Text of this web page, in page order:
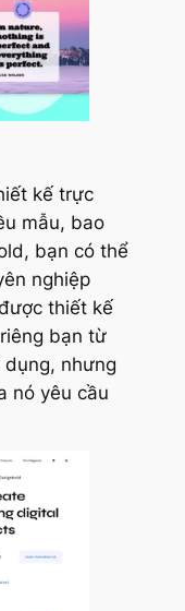
kế trực
mẫu, bao
bạn có thể
nghiệp
thiết kế
bạn từ
nhưng
nó yêu cầu